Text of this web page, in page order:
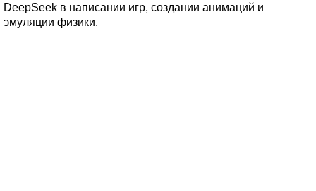
DeepSeek в написании игр, создании анимаций и
эмуляции физики.